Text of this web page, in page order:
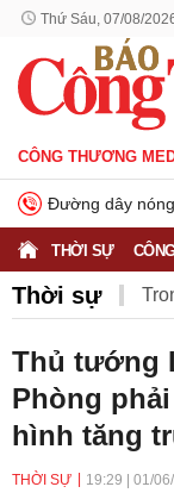
Thứ Sáu, 07/08/
CÔNG THƯƠNG
Đường dây
THỜI SỰ
Thời sự
Bầu cử Quốc
Thủ tướng
Phòng
hình tăng
THỜI SỰ 19:29 01/